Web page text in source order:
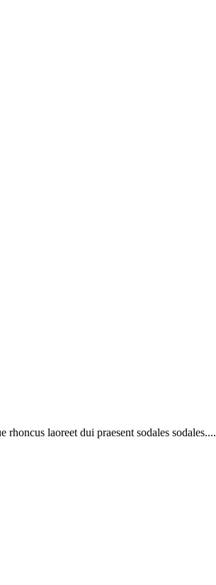
laoreet dui praesent sodales sodales....